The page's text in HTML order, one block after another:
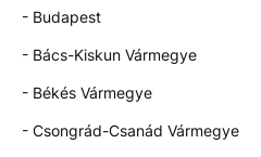
- Budapest
- Bács-Kiskun Vármegye
- Békés Vármegye
- Csongrád-Csanád Vármegye